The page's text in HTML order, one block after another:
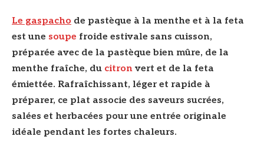
Le gaspacho de pastèque à la menthe et à la feta
est une soupe froide estivale sans cuisson,
préparée avec de la pastèque bien mûre, de la
menthe fraîche, du citron vert et de la feta
émiettée. Rafraîchissant, léger et rapide à
préparer, ce plat associe des saveurs sucrées,
salées et herbacées pour une entrée originale
idéale pendant les fortes chaleurs.